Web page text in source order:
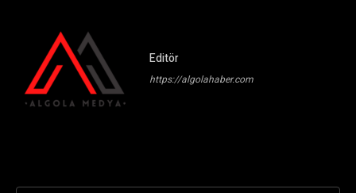
Editör
https://algolahaber.com